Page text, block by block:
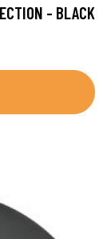
- BLACK